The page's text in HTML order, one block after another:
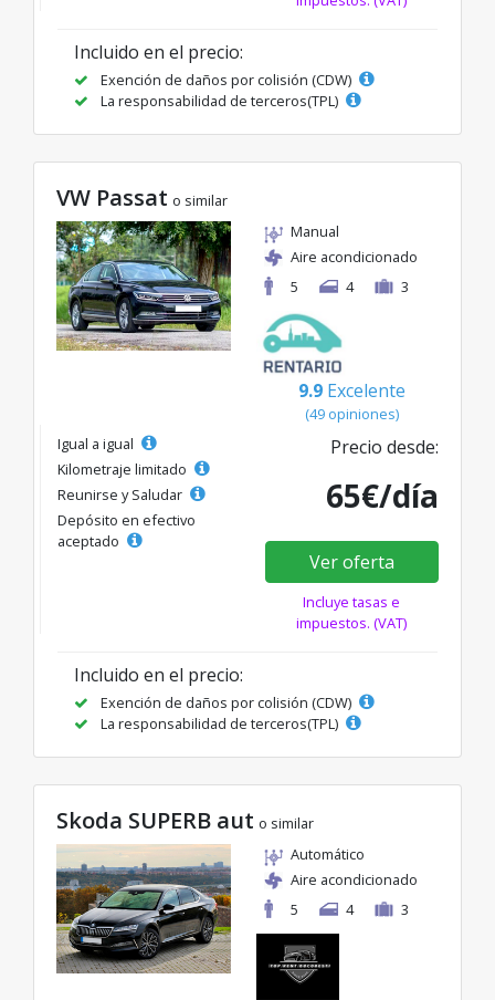
Incluido en el precio:
Exención de daños por colisión (CDW)
La responsabilidad de terceros(TPL)
VW Passat o similar
Manual
Aire acondicionado
5
4 3
9.9 Excelente
(49 opiniones)
Igual a igual
Kilometraje limitado
Reunirse y Saludar
Depósito en efectivo
aceptado
Precio desde:
65€/día
Ver oferta
Incluye tasas e
impuestos. (VAT)
Incluido en el precio:
Exención de daños por colisión (CDW)
La responsabilidad de terceros(TPL)
Skoda SUPERB aut o similar
Automático
Aire acondicionado
5
4 3